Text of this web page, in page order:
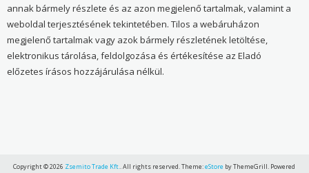
annak bármely részlete és az azon megjelenő tartalmak, valamint a
weboldal terjesztésének tekintetében. Tilos a webáruházon
megjelenő tartalmak vagy azok bármely részletének letöltése,
elektronikus tárolása, feldolgozása és értékesítése az Eladó
előzetes írásos hozzájárulása nélkül.
Copyright © 2026 Zsemito Trade Kft.. All rights reserved. Theme:eStore by ThemeGrill. Powered